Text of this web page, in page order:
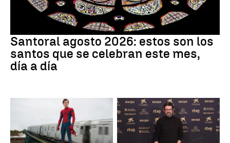
Santoral agosto 2026: estos son los
santos que se celebran este mes,
día a día